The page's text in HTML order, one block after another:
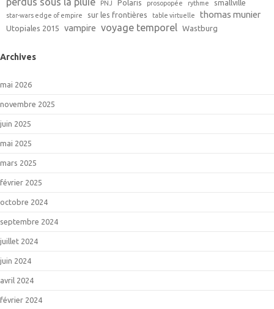
PNJ Polaris prosopopée rythme smallville
star-wars edge of empire sur les frontières table virtuelle thomas munier
Utopiales 2015 vampire voyage temporel Wastburg
Archives
mai 2026
novembre 2025
juin 2025
mai 2025
mars 2025
février 2025
octobre 2024
septembre 2024
juillet 2024
juin 2024
avril 2024
février 2024